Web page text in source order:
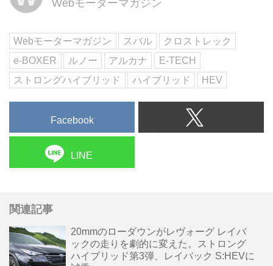
スバルの「e-BOXER」とルノー
レック e-BOXERストロングハイ
ブリッドとアルカナ E...
Webモーターマガジン
Webモーターマガジン スバル
クロストレック
e-BOXER
ルノー アルカナ
E-TECH
ストロングハイブリッド
ハイブリッド HEV
Facebook
LINE
関連記事
20mmのローダウンがレヴォーグ レイバ
ックの走りを劇的に変えた。ストロング
ハイブリッド第3弾、レイバック S:HEVに